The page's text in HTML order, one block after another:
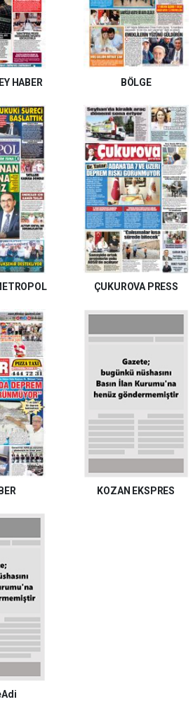
HABER BÖLGE
ÇUKUROVA PRESS
KOZAN EKSPRES